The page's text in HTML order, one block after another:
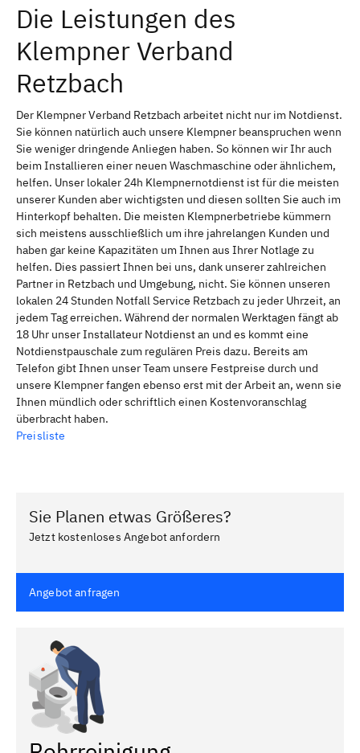
Die Leistungen des
Klempner Verband
Retzbach
Der Klempner Verband Retzbach arbeitet nicht nur im Notdienst.
Sie können natürlich auch unsere Klempner beanspruchen wenn
Sie weniger dringende Anliegen haben. So können wir Ihr auch
beim Installieren einer neuen Waschmaschine oder ähnlichem,
helfen. Unser lokaler 24h Klempnernotdienst ist für die meisten
unserer Kunden aber wichtigsten und diesen sollten Sie auch im
Hinterkopf behalten. Die meisten Klempnerbetriebe kümmern
sich meistens ausschließlich um ihre jahrelangen Kunden und
haben gar keine Kapazitäten um Ihnen aus Ihrer Notlage zu
helfen. Dies passiert Ihnen bei uns, dank unserer zahlreichen
Partner in Retzbach und Umgebung, nicht. Sie können unseren
lokalen 24 Stunden Notfall Service Retzbach zu jeder Uhrzeit, an
jedem Tag erreichen. Während der normalen Werktagen fängt ab
18 Uhr unser Installateur Notdienst an und es kommt eine
Notdienstpauschale zum regulären Preis dazu. Bereits am
Telefon gibt Ihnen unser Team unsere Festpreise durch und
unsere Klempner fangen ebenso erst mit der Arbeit an, wenn sie
Ihnen mündlich oder schriftlich einen Kostenvoranschlag
überbracht haben.
Preisliste
Sie Planen etwas Größeres?
Jetzt kostenloses Angebot anfordern
Angebot anfragen